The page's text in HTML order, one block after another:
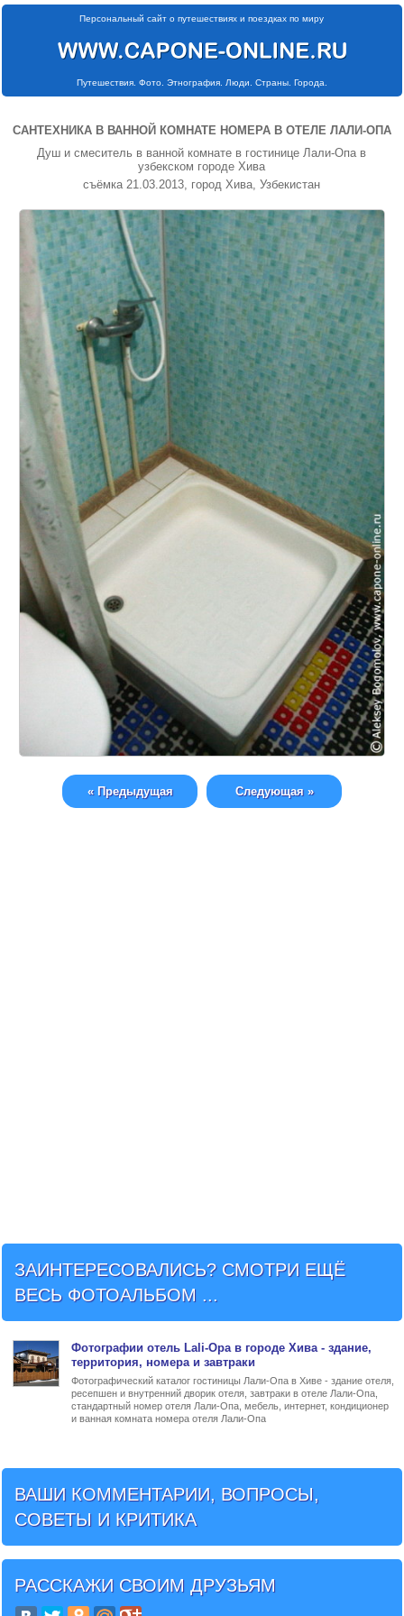
Персональный сайт о путешествиях и поездках по миру
Путешествия. Фото. Этнография. Люди. Страны. Города.
САНТЕХНИКА В ВАННОЙ КОМНАТЕ НОМЕРА В ОТЕЛЕ ЛАЛИ-ОПА
Душ и смеситель в ванной комнате в гостинице Лали-Опа в
узбекском городе Хива
съёмка 21.03.2013, город Хива, Узбекистан
« Предыдущая Следующая »
ЗАИНТЕРЕСОВАЛИСЬ? СМОТРИ ЕЩЁ
ВЕСЬ ФОТОАЛЬБОМ ...
Фотографии отель Lali-Opa в городе Хива- здание,
территория, номера и завтраки
Фотографический каталог гостиницы Лали-Опа в Хиве - здание отеля,
ресепшен и внутренний дворик отеля, завтраки в отеле Лали-Опа,
стандартный номер отеля Лали-Опа, мебель, интернет, кондиционер
и ванная комната номера отеля Лали-Опа
ВАШИ КОММЕНТАРИИ, ВОПРОСЫ,
СОВЕТЫ И КРИТИКА
РАССКАЖИ СВОИМ ДРУЗЬЯМ